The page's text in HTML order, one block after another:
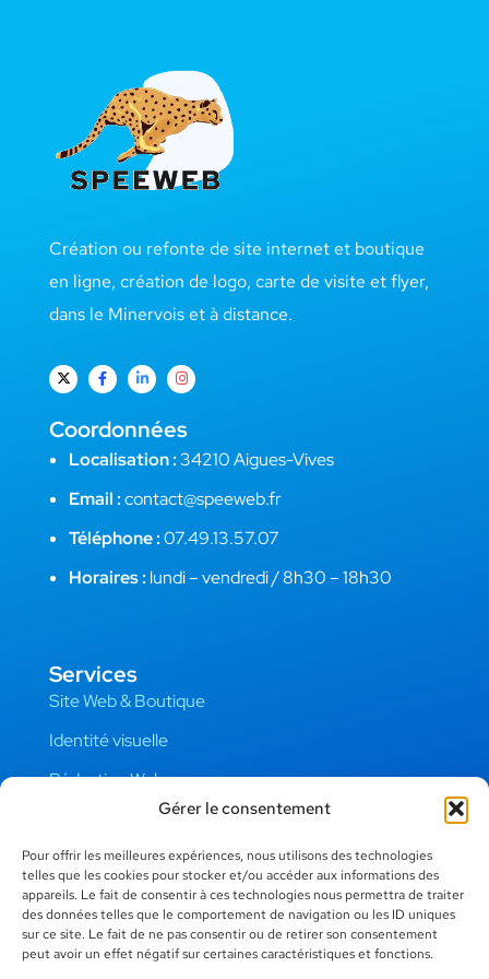
Gérer le consentement
Pour offrir les meilleures expériences, nous utilisons des technologies
telles que les cookies pour stocker et/ou accéder aux informations des
appareils. Le fait de consentir à ces technologies nous permettra de traiter
des données telles que le comportement de navigation ou les ID uniques
sur ce site. Le fait de ne pas consentir ou de retirer son consentement
peut avoir un effet négatif sur certaines caractéristiques et fonctions.
Création ou refonte de site internet et boutique
en ligne, création de logo, carte de visite et flyer,
dans le Minervois et à distance.
Coordonnées
Localisation :34210 Aigues-Vives
Email :contact@speeweb.fr
Téléphone :07.49.13.57.07
Horaires : lundi – vendredi / 8h30 – 18h30
Services
Site Web & Boutique
Identité visuelle
Rédaction Web
Liens Utiles
Mentions Légales
Confidentialité